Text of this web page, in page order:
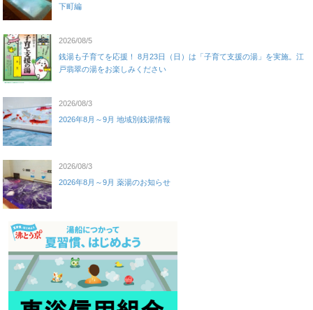
下町編
2026/08/5
銭湯も子育てを応援！ 8月23日（日）は「子育て支援の湯」を実施。江
戸翡翠の湯をお楽しみください
2026/08/3
2026年8月～9月 地域別銭湯情報
2026/08/3
2026年8月～9月 薬湯のお知らせ